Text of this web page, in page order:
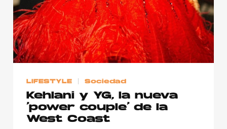
LIFESTYLE Sociedad
Kehlani y YG, la nueva
‘power couple’ de la
West Coast